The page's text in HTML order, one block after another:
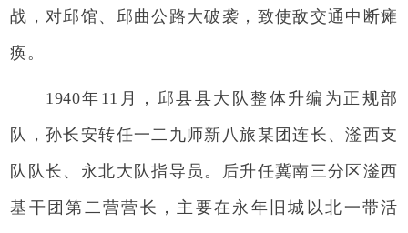
战，对邱馆、邱曲公路大破袭，致使敌交通中断瘫
痪。
1940年11月，邱县县大队整体升编为正规部
队，孙长安转任一二九师新八旅某团连长、滏西支
队队长、永北大队指导员。后升任冀南三分区滏西
基干团第二营营长，主要在永年旧城以北一带活